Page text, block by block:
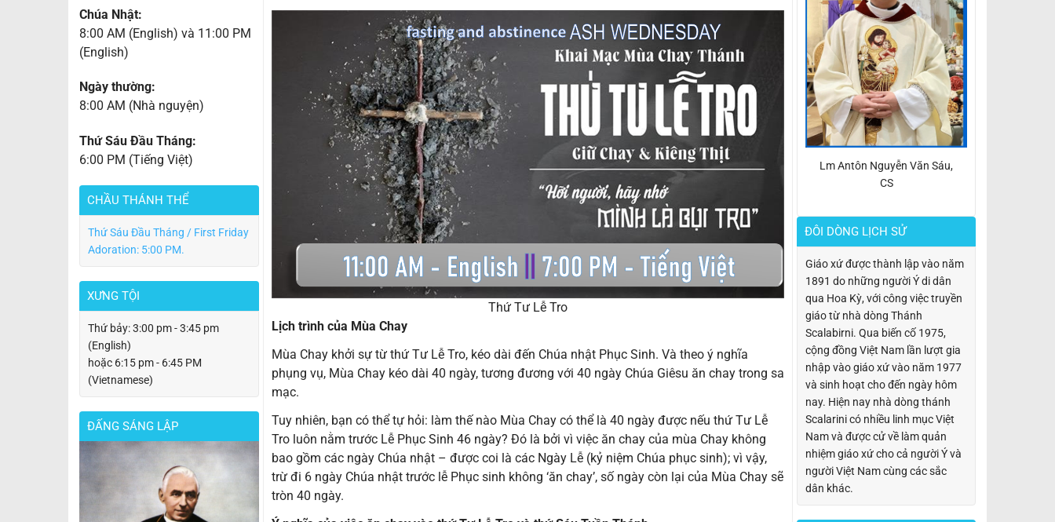
Chúa Nhật:
8:00 AM (English) và 11:00 PM
(English)
Ngày thường:
8:00 AM (Nhà nguyện)
Thứ Sáu Đầu Tháng:
6:00 PM (Tiếng Việt)
CHẦU THÁNH THỂ
Thứ Sáu Đầu Tháng / First Friday
Adoration: 5:00 PM.
XƯNG TỘI
Thứ bảy: 3:00 pm - 3:45 pm
(English)
hoặc 6:15 pm - 6:45 PM
(Vietnamese)
ĐẤNG SÁNG LẬP
Thứ Tư Lễ Tro
Lịch trình của Mùa Chay
Mùa Chay khởi sự từ thứ Tư Lễ Tro, kéo dài đến Chúa nhật Phục Sinh. Và theo ý nghĩa
phụng vụ, Mùa Chay kéo dài 40 ngày, tương đương với 40 ngày Chúa Giêsu ăn chay trong sa
mạc.
Tuy nhiên, bạn có thể tự hỏi: làm thế nào Mùa Chay có thể là 40 ngày được nếu thứ Tư Lễ
Tro luôn nằm trước Lễ Phục Sinh 46 ngày? Đó là bởi vì việc ăn chay của mùa Chay không
bao gồm các ngày Chúa nhật – được coi là các Ngày Lễ (kỷ niệm Chúa phục sinh); vì vậy,
trừ đi 6 ngày Chúa nhật trước lễ Phục sinh không ‘ăn chay’, số ngày còn lại của Mùa Chay sẽ
tròn 40 ngày.
Lm Antôn Nguyễn Văn Sáu,
CS
ĐÔI DÒNG LỊCH SỬ
Giáo xứ được thành lập vào năm
1891 do những người Ý di dân
qua Hoa Kỳ, với công việc truyền
giáo từ nhà dòng Thánh
Scalabirni. Qua biến cố 1975,
cộng đồng Việt Nam lần lượt gia
nhập vào giáo xứ vào năm 1977
và sinh hoạt cho đến ngày hôm
nay. Hiện nay nhà dòng thánh
Scalarini có nhiều linh mục Việt
Nam và được cử về làm quản
nhiệm giáo xứ cho cả người Ý và
người Việt Nam cùng các sắc
dân khác.